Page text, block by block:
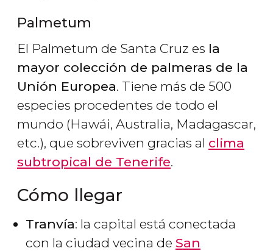
Palmetum
El Palmetum de Santa Cruz es la
mayor colección de palmeras de la
Unión Europea. Tiene más de 500
especies procedentes de todo el
mundo (Hawái, Australia, Madagascar,
etc.), que sobreviven gracias al clima
subtropical de Tenerife.
Cómo llegar
Tranvía: la capital está conectada
con la ciudad vecina de San